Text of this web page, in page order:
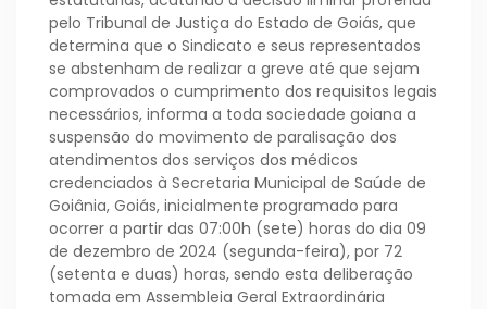
pelo Tribunal de Justiça do Estado de Goiás, que
determina que o Sindicato e seus representados
se abstenham de realizar a greve até que sejam
comprovados o cumprimento dos requisitos legais
necessários, informa a toda sociedade goiana a
suspensão do movimento de paralisação dos
atendimentos dos serviços dos médicos
credenciados à Secretaria Municipal de Saúde de
Goiânia, Goiás, inicialmente programado para
ocorrer a partir das 07:00h (sete) horas do dia 09
de dezembro de 2024 (segunda-feira), por 72
(setenta e duas) horas, sendo esta deliberação
tomada em Assembleia Geral Extraordinária